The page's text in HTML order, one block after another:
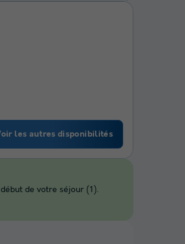
les autres disponibilités
de votre séjour (1).